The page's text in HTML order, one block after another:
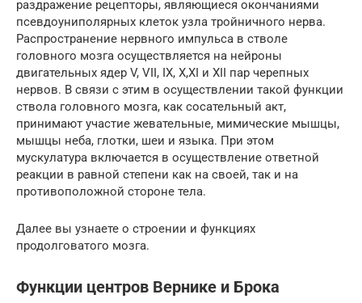
раздражение рецепторы, являющиеся окончаниями
псевдоуниполярных клеток узла тройничного нерва.
Распространение нервного импульса в стволе
головного мозга осуществляется на нейроны
двигательных ядер V, VII, IХ, Х,ХI и ХII пар черепных
нервов. В связи с этим в осуществлении такой функции
ствола головного мозга, как сосательный акт,
принимают участие жевательные, мимические мышцы,
мышцы неба, глотки, шеи и языка. При этом
мускулатура включается в осуществление ответной
реакции в равной степени как на своей, так и на
противоположной стороне тела.
Далее вы узнаете о строении и функциях
продолговатого мозга.
Функции центров Вернике и Брока